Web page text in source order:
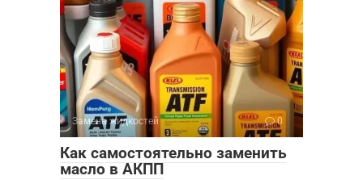
Замена жидкостей 0
Как самостоятельно заменить
масло в АКПП